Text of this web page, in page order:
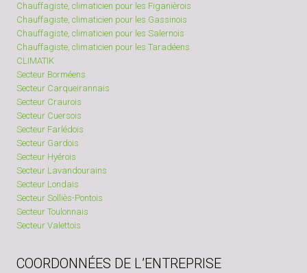
Chauffagiste, climaticien pour les Figanièrois
Chauffagiste, climaticien pour les Gassinois
Chauffagiste, climaticien pour les Salernois
Chauffagiste, climaticien pour les Taradéens
CLIMATIK
Secteur Borméens
Secteur Carqueirannais
Secteur Craurois
Secteur Cuersois
Secteur Farlédois
Secteur Gardois
Secteur Hyérois
Secteur Lavandourains
Secteur Londais
Secteur Solliès-Pontois
Secteur Toulonnais
Secteur Valettois
COORDONNÉES DE L’ENTREPRISE